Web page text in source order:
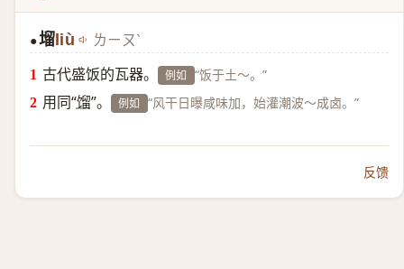
●塯 liù ㄌㄧㄡˋ
古代盛饭的瓦器。 例如 “饭于土～。”
用同“馏”。 例如 “风干日曝咸味加，始灌潮波～成卤。”
反馈